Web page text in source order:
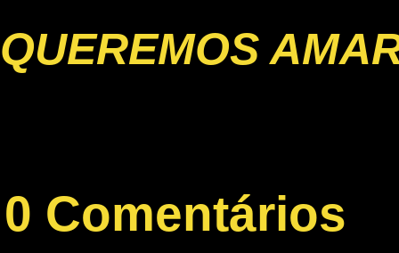
QUEREMOS
0 Comentários